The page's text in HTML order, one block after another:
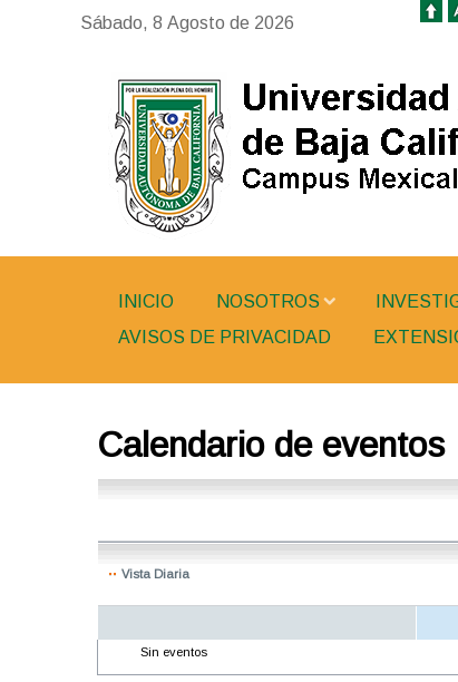
Sábado, 8 Agosto de 2026
INICIO NOSOTROS
AVISOS DE PRIVACIDAD
Calendario de eventos
Vista Diaria
Sin eventos